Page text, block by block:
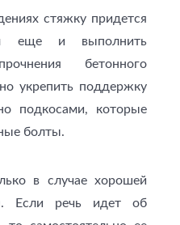
стяжку придется
еще и выполнить
бетонного
укрепить поддержку
подкосами, которые
болты.
в случае хорошей
Если речь идет об